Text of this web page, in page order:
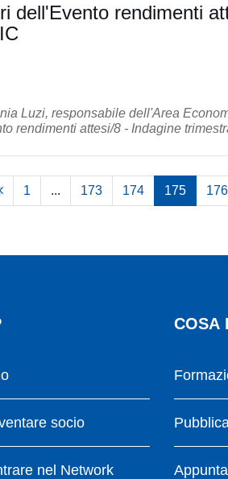
dell'Evento rendimenti
Luzi, responsabile dell'Area
rendimenti attesi/8 - Indagine
1 ... 173 174 175 176
socio
nel Network
COSA